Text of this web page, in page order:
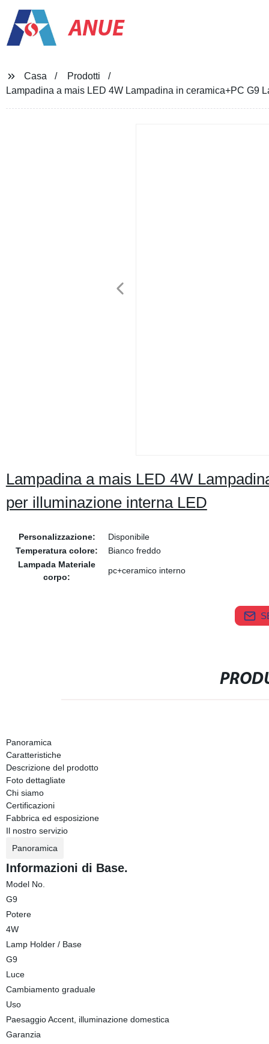
ANUE
Casa
Prodotti
Lampadina a mais LED 4W Lampadina in ceramica+PC G9
Lampadina a mais LED 4W
per illuminazione interna LED
Personalizzazione:
Disponibile
Temperatura colore:
Bianco freddo
Lampada Materiale
corpo:
pc+ceramico interno
Panoramica
Caratteristiche
Descrizione del prodotto
Foto dettagliate
Chi siamo
Certificazioni
Fabbrica ed esposizione
Il nostro servizio
Panoramica
Informazioni di Base.
Model No.
G9
Potere
4W
Lamp Holder / Base
G9
Luce
Cambiamento graduale
Uso
Paesaggio Accent, illuminazione domestica
Garanzia